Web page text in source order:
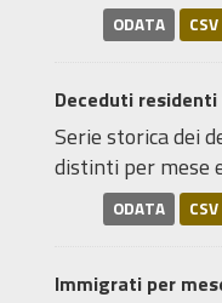
ODATA CSV
Deceduti
Serie storica dei
distinti per mese
ODATA CSV
Immigrati per